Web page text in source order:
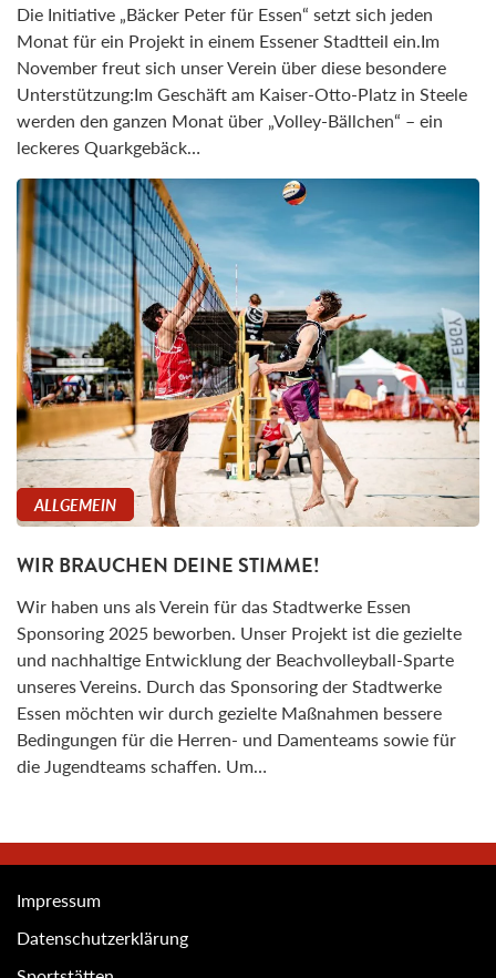
Die Initiative „Bäcker Peter für Essen“ setzt sich jeden
Monat für ein Projekt in einem Essener Stadtteil ein.Im
November freut sich unser Verein über diese besondere
Unterstützung:Im Geschäft am Kaiser-Otto-Platz in Steele
werden den ganzen Monat über „Volley-Bällchen“ – ein
leckeres Quarkgebäck…
ALLGEMEIN
WIR BRAUCHEN DEINE STIMME!
Wir haben uns als Verein für das Stadtwerke Essen
Sponsoring 2025 beworben. Unser Projekt ist die gezielte
und nachhaltige Entwicklung der Beachvolleyball-Sparte
unseres Vereins. Durch das Sponsoring der Stadtwerke
Essen möchten wir durch gezielte Maßnahmen bessere
Bedingungen für die Herren- und Damenteams sowie für
die Jugendteams schaffen. Um…
Impressum
Datenschutzerklärung